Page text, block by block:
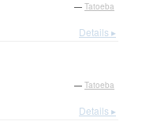
— Tatoeba
Details ▸
— Tatoeba
Details ▸